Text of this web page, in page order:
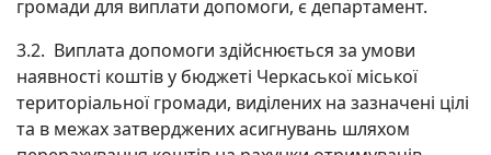
громади для виплати допомоги, є департамент.
3.2. Виплата допомоги здійснюється за умови
наявності коштів у бюджеті Черкаської міської
територіальної громади, виділених на зазначені цілі
та в межах затверджених асигнувань шляхом